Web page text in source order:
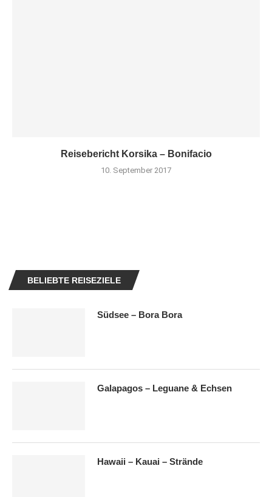
Reisebericht Korsika – Bonifacio
10. September 2017
BELIEBTE REISEZIELE
Südsee – Bora Bora
Galapagos – Leguane & Echsen
Hawaii – Kauai – Strände